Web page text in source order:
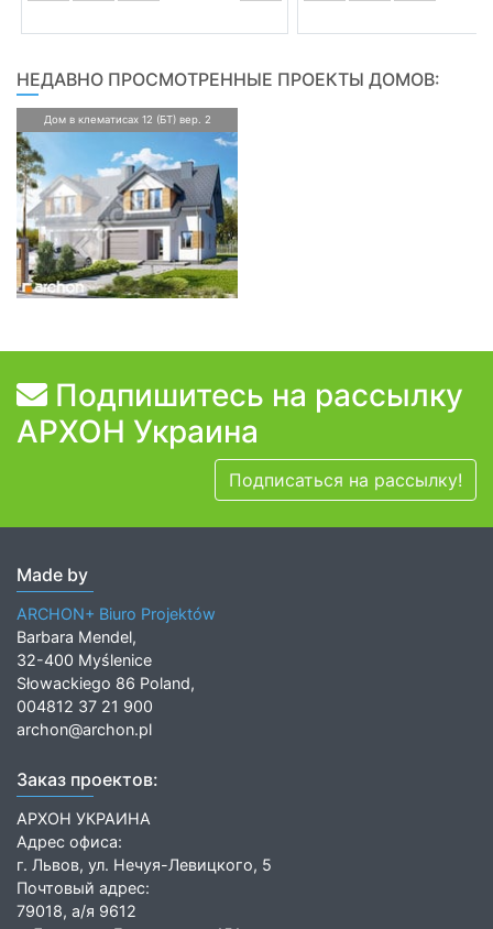
НЕДАВНО ПРОСМОТРЕННЫЕ ПРОЕКТЫ ДОМОВ:
Дом в клематисах 12 (БТ) вер. 2
Подпишитесь на рассылку
АРХОН Украина
Подписаться на рассылку!
Made by
ARCHON+ Biuro Projektów
Barbara Mendel,
32-400 Myślenice
Słowackiego 86 Poland,
004812 37 21 900
archon@archon.pl
Заказ проектов:
АРХОН УКРАИНА
Адрес офиса:
г. Львов, ул. Нечуя-Левицкого, 5
Почтовый адрес:
79018, а/я 9612